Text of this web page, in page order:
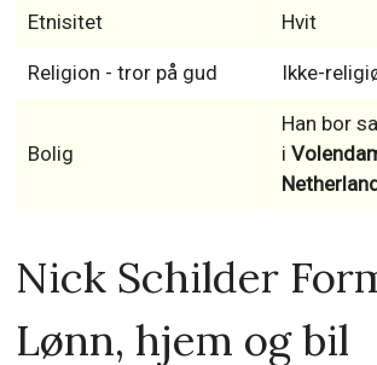
Etnisitet Hvit
Religion - tror på gud Ikke-
Bolig
Han bor
i
Nick Schilder
Lønn, hjem og bil